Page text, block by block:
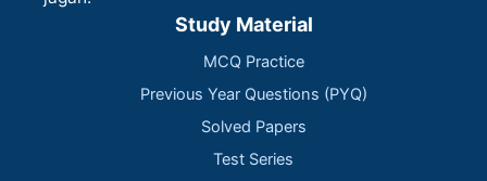
Study Material
MCQ Practice
Previous Year Questions (PYQ)
Solved Papers
Test Series